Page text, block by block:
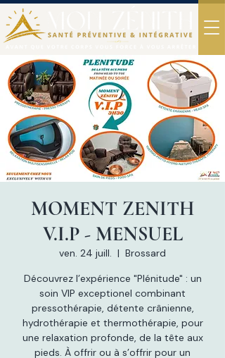
MOMENT ZENITH
V.I.P - MENSUEL
ven. 24 juill.
  |
Brossard
Découvrez l’expérience "Plénitude" : un
soin VIP exceptionel combinant
pressothérapie, détente crânienne,
hydrothérapie et thermothérapie, pour
une relaxation profonde, de la tête aux
pieds. À offrir ou à s’offrir pour un